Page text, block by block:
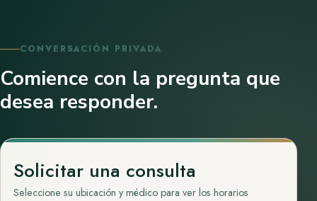
CONVERSACIÓN PRIVADA
Comience con la pregunta que
desea responder.
Solicitar una consulta
Seleccione su ubicación y médico para ver los horarios